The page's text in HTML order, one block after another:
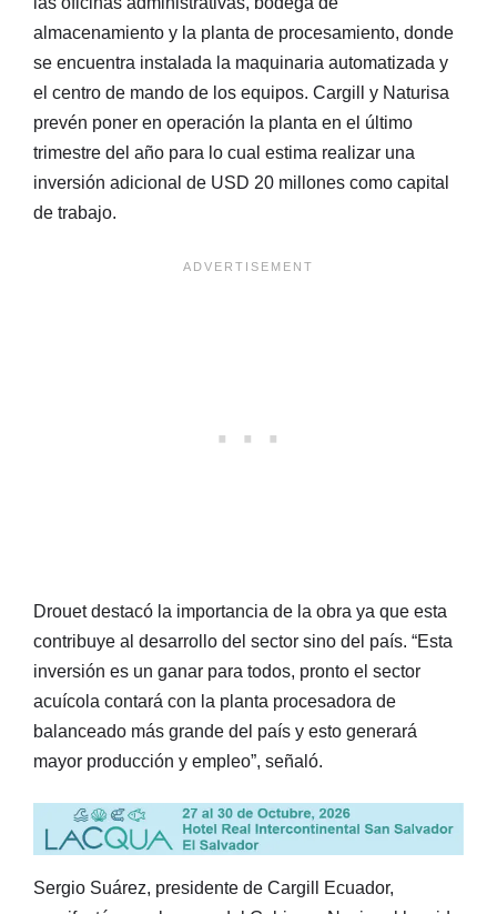
almacenamiento y la planta de procesamiento, donde
se encuentra instalada la maquinaria automatizada y
el centro de mando de los equipos. Cargill y Naturisa
prevén poner en operación la planta en el último
trimestre del año para lo cual estima realizar una
inversión adicional de USD 20 millones como capital
de trabajo.
Drouet destacó la importancia de la obra ya que esta
contribuye al desarrollo del sector sino del país. “Esta
inversión es un ganar para todos, pronto el sector
acuícola contará con la planta procesadora de
balanceado más grande del país y esto generará
mayor producción y empleo”, señaló.
Sergio Suárez, presidente de Cargill Ecuador,